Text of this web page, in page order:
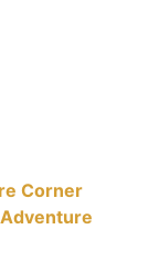
Corner
Adventure